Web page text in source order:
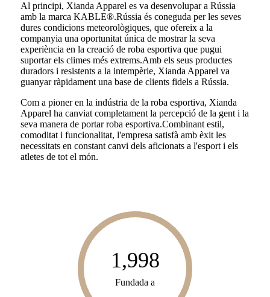
Al principi, Xianda Apparel es va desenvolupar a Rússia
amb la marca KABLE®.Rússia és coneguda per les seves
dures condicions meteorològiques, que ofereix a la
companyia una oportunitat única de mostrar la seva
experiència en la creació de roba esportiva que pugui
suportar els climes més extrems.Amb els seus productes
duradors i resistents a la intempèrie, Xianda Apparel va
guanyar ràpidament una base de clients fidels a Rússia.
Com a pioner en la indústria de la roba esportiva, Xianda
Apparel ha canviat completament la percepció de la gent i la
seva manera de portar roba esportiva.Combinant estil,
comoditat i funcionalitat, l'empresa satisfà amb èxit les
necessitats en constant canvi dels aficionats a l'esport i els
atletes de tot el món.
1,998
Fundada a